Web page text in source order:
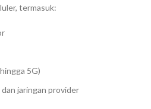
termasuk:
5G)
jaringan provider